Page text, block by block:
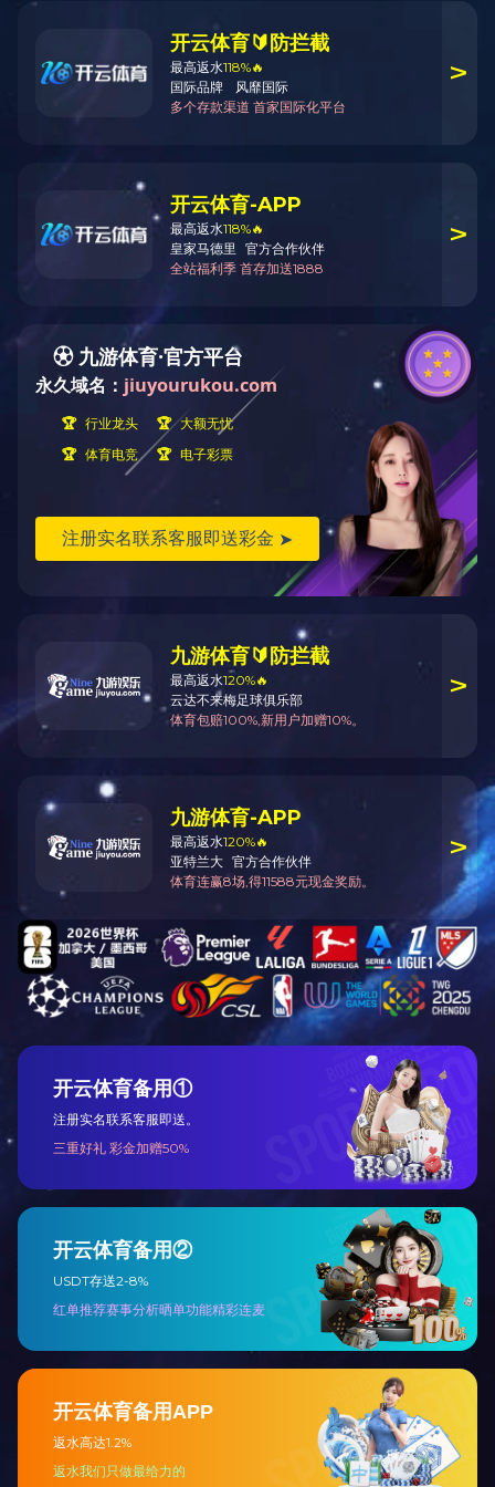
河南海博瑞硅材料科技
璐交叉口），是由完美平台和
股子公司，是一家从事高分
业。公司将于2020年10月底
员（完美平台代招）。具体事
一、基本条件
1、遵纪守法，品行端正
2、年龄35周岁以下，身
3、与其它用人单位无劳
二、招聘岗位及要求
三、招聘程序
招聘工作按照自愿报名、